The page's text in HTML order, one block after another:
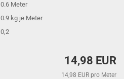
0.6 Meter
0.9 kg je Meter
0,2
14,98 EUR
14,98 EUR pro Meter